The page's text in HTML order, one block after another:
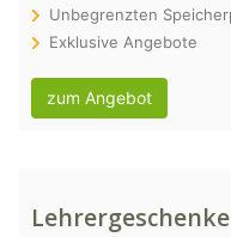
Unbegrenzten
Exklusive Angebote
zum Angebot
Lehrergeschenke